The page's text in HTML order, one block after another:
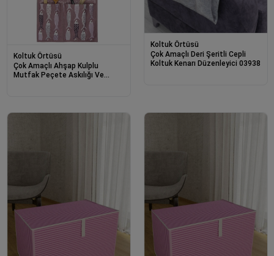
Koltuk Örtüsü
Çok Amaçlı Ahşap Kulplu
Mutfak Peçete Askılığı Ve
Koltuk Örtüsü
Çok Amaçlı Deri Şeritli Cepli
Koltuk Kenarı Düzenleyici 03938